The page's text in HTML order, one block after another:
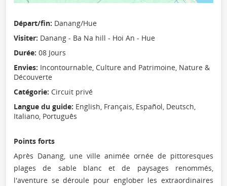
Départ/fin: Danang/Hue
Visiter: Danang - Ba Na hill - Hoi An - Hue
Durée: 08 Jours
Envies: Incontournable, Culture and Patrimoine, Nature &
Découverte
Catégorie: Circuit privé
Langue du guide: English, Français, Español, Deutsch,
Italiano, Português
Points forts
Après Danang, une ville animée ornée de pittoresques
plages de sable blanc et de paysages renommés,
l'aventure se déroule pour englober les extraordinaires